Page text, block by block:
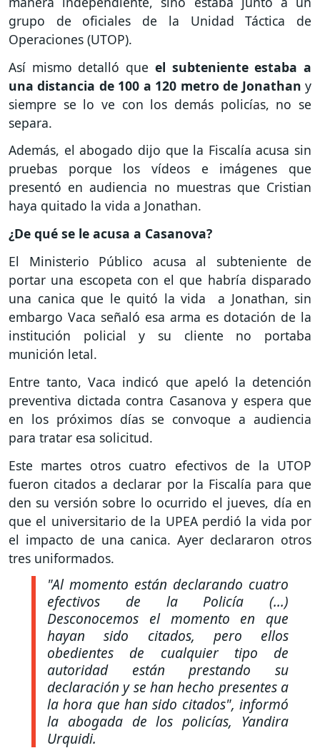
grupo de oficiales de la Unidad Táctica de
Operaciones (UTOP).
Así mismo detalló que el subteniente estaba a
una distancia de 100 a 120 metro de Jonathan y
siempre se lo ve con los demás policías, no se
separa.
Además, el abogado dijo que la Fiscalía acusa sin
pruebas porque los vídeos e imágenes que
presentó en audiencia no muestras que Cristian
haya quitado la vida a Jonathan.
¿De qué se le acusa a Casanova?
El Ministerio Público acusa al subteniente de
portar una escopeta con el que habría disparado
una canica que le quitó la vida a Jonathan, sin
embargo Vaca señaló esa arma es dotación de la
institución policial y su cliente no portaba
munición letal.
Entre tanto, Vaca indicó que apeló la detención
preventiva dictada contra Casanova y espera que
en los próximos días se convoque a audiencia
para tratar esa solicitud.
Este martes otros cuatro efectivos de la UTOP
fueron citados a declarar por la Fiscalía para que
den su versión sobre lo ocurrido el jueves, día en
que el universitario de la UPEA perdió la vida por
el impacto de una canica. Ayer declararon otros
tres uniformados.
"Al momento están declarando cuatro
efectivos de la Policía (...)
Desconocemos el momento en que
hayan sido citados, pero ellos
obedientes de cualquier tipo de
autoridad están prestando su
declaración y se han hecho presentes a
la hora que han sido citados", informó
la abogada de los policías, Yandira
Urquidi.